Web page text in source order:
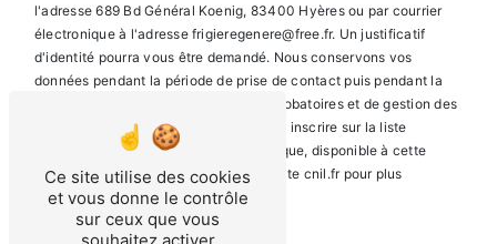
l'adresse 689 Bd Général Koenig, 83400 Hyères ou par courrier
électronique à l'adresse frigieregenere@free.fr. Un justificatif
d'identité pourra vous être demandé. Nous conservons vos
données pendant la période de prise de contact puis pendant la
durée de prescription légale aux fins probatoires et de gestion des
contentieux. Vous avez le droit de vous inscrire sur la liste
d'opposition au démarchage téléphonique, disponible à cette
adresse:Bloctel.gouv.fr . Consultez le site cnil.fr pour plus
d’informations sur vos droits.
Ce site utilise des cookies
et vous donne le contrôle
sur ceux que vous